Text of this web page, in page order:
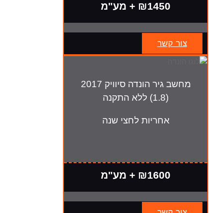
₪1450 + מע"מ
צור קשר
מחשב גיר הונדה סיוויק 2017
(1.8) ללא התקנה
אחריות לחצי שנה
₪1600 + מע"מ